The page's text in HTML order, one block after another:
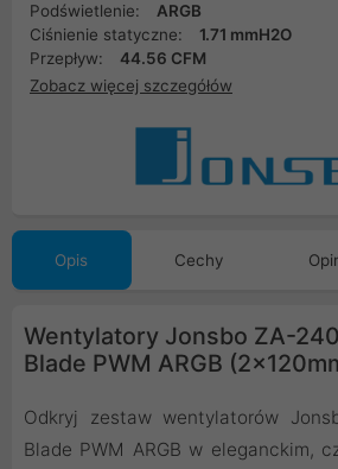
Podświetlenie:
ARGB
Ciśnienie statyczne:
1.71 mmH2O
Przepływ:
44.56 CFM
Zobacz więcej szczegółów
Opis Cechy
Wentylatory Jonsbo ZA-
Blade PWM ARGB
Odkryj zestaw wentylatorów
Blade PWM ARGB w eleganckim,